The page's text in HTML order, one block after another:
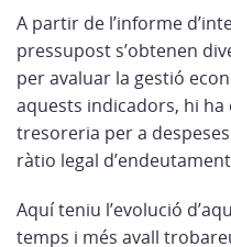
A partir de l’informe
pressupost s’obtenen
per avaluar la gestió
aquests indicadors, hi
tresoreria per a
ràtio legal
Aquí teniu l’evolució
temps i més avall